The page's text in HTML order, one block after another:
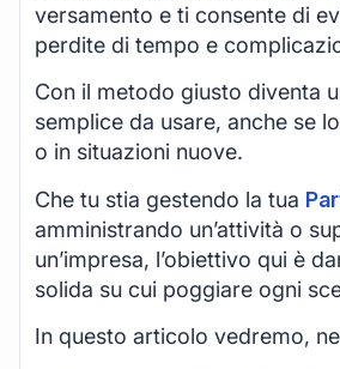
versamento e ti consente di
perdite di tempo e
Con il metodo giusto diventa
semplice da usare, anche se
o in situazioni nuove.
Che tu stia gestendo la tua
amministrando un’attività o
un’impresa, l’obiettivo qui è
solida su cui poggiare ogni
In questo articolo vedremo,